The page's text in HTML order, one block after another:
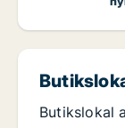
Butikslokal